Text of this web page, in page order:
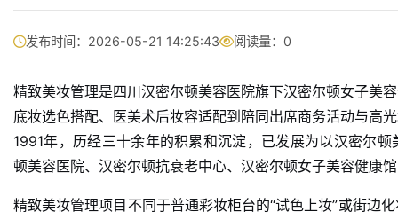
发布时间：2026-05-21 14:25:43 阅读量： 0
精致美妆管理是四川汉密尔顿美容医院旗下汉密尔顿女子美
底妆选色搭配、医美术后妆容适配到陪同出席商务活动与高
1991年，历经三十余年的积累和沉淀，已发展为以汉密尔
顿美容医院、汉密尔顿抗衰老中心、汉密尔顿女子美容健康
精致美妆管理项目不同于普通彩妆柜台的“试色上妆”或街边